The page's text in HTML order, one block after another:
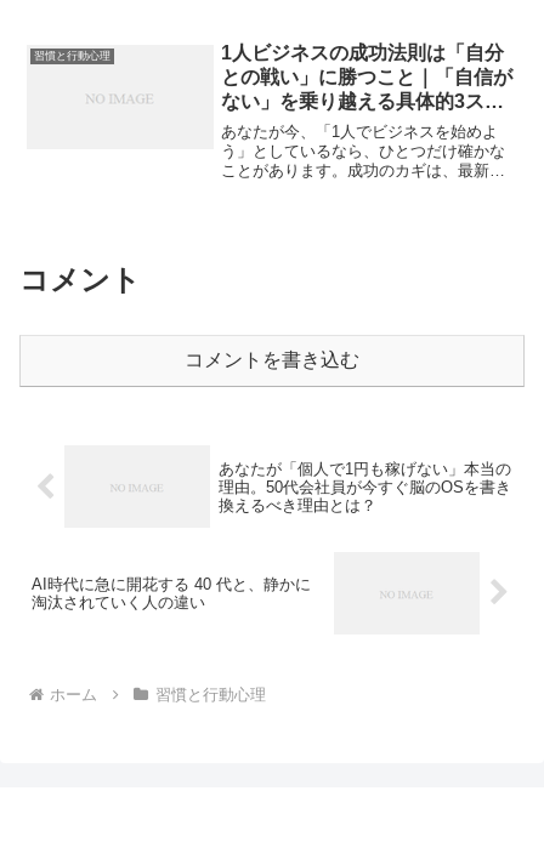
くる中で、こうした言葉が飛び交うシー
ンに何度も遭遇してきまし...
習慣と行動心理
1人ビジネスの成功法則は「自分
との戦い」に勝つこと｜「自信が
ない」を乗り越える具体的3ステ
ップ
あなたが今、「1人でビジネスを始めよ
う」としているなら、ひとつだけ確かな
ことがあります。成功のカギは、最新ノ
コメント
コメントを書き込む
あなたが「個人で1円も稼げない」本当の
理由。50代会社員が今すぐ脳のOSを書き
換えるべき理由とは？
AI時代に急に開花する 40 代と、静かに
淘汰されていく人の違い
ホーム 習慣と行動心理